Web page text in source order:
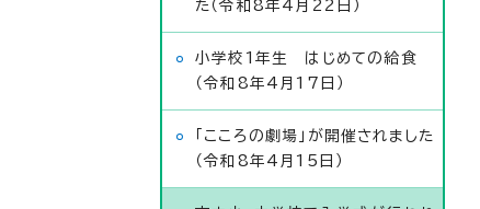
た（令和8年4月22日）
小学校1年生 はじめての給食
（令和8年4月17日）
「こころの劇場」が開催されました
（令和8年4月15日）